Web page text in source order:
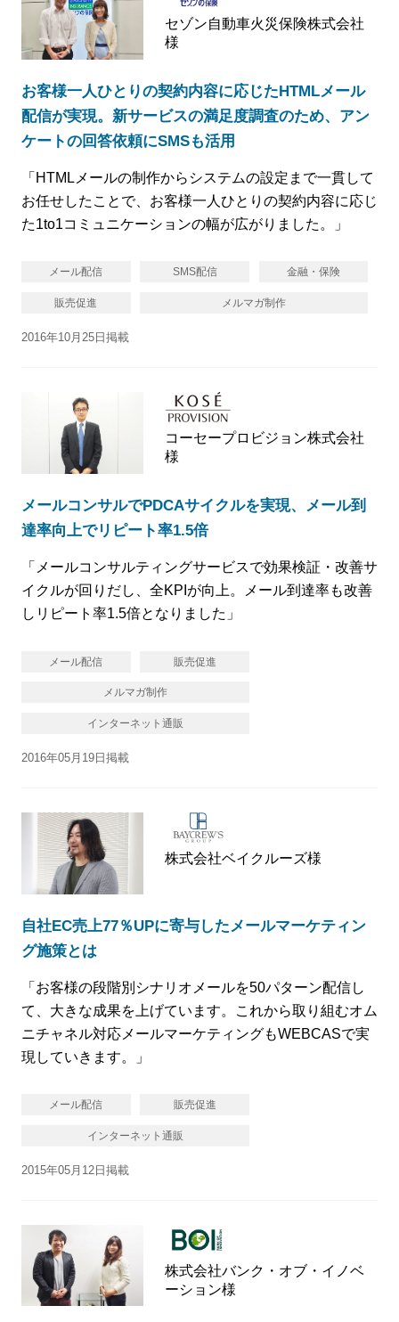
セゾン自動車火災保険株式会社
様
お客様一人ひとりの契約内容に応じたHTMLメール
配信が実現。新サービスの満足度調査のため、アン
ケートの回答依頼にSMSも活用
「HTMLメールの制作からシステムの設定まで一貫して
お任せしたことで、お客様一人ひとりの契約内容に応じ
た1to1コミュニケーションの幅が広がりました。」
メール配信 SMS配信 金融・保険
販売促進 メルマガ制作
2016年10月25日掲載
コーセープロビジョン株式会社
様
メールコンサルでPDCAサイクルを実現、メール到
達率向上でリピート率1.5倍
「メールコンサルティングサービスで効果検証・改善サ
イクルが回りだし、全KPIが向上。メール到達率も改善
しリピート率1.5倍となりました」
メール配信 販売促進
メルマガ制作
インターネット通販
2016年05月19日掲載
株式会社ベイクルーズ様
自社EC売上77％UPに寄与したメールマーケティン
グ施策とは
「お客様の段階別シナリオメールを50パターン配信し
て、大きな成果を上げています。これから取り組むオム
ニチャネル対応メールマーケティングもWEBCASで実
現していきます。」
メール配信 販売促進
インターネット通販
2015年05月12日掲載
株式会社バンク・オブ・イノベ
ーション様